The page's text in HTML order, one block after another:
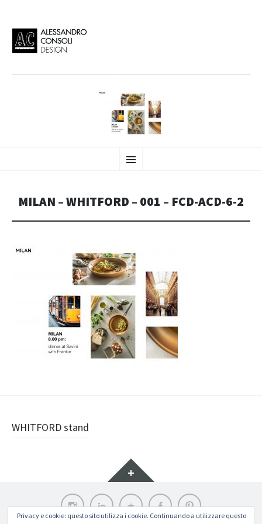
AC DESIGN | ALESSANDRO
Art direction. Iseo Lake. ITALY
Menu
AL
MILAN – WHITFORD – 001 – FCD-ACD-6-2
Navigazione
WHITFORD stand
Widget
InstagramLinkedIn ArchiloversFacebookPinterest
Privacy e cookie: questo sito utilizza i cookie. Continuando a utilizzare questo